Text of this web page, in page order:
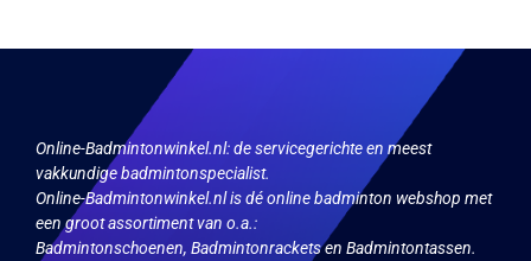
Online-Badmintonwinkel.nl:de servicegerichte en meest
vakkundige badmintonspecialist.
Online-Badmintonwinkel.nl is dé online badminton webshop met
een groot assortiment van o.a.:
Badmintonschoenen, Badmintonrackets en Badmintontassen.